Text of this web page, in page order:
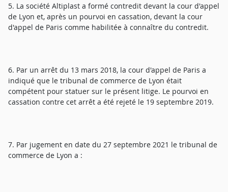
5. La société Altiplast a formé contredit devant la cour d'appel
de Lyon et, après un pourvoi en cassation, devant la cour
d'appel de Paris comme habilitée à connaître du contredit.
6. Par un arrêt du 13 mars 2018, la cour d'appel de Paris a
indiqué que le tribunal de commerce de Lyon était
compétent pour statuer sur le présent litige. Le pourvoi en
cassation contre cet arrêt a été rejeté le 19 septembre 2019.
7. Par jugement en date du 27 septembre 2021 le tribunal de
commerce de Lyon a :